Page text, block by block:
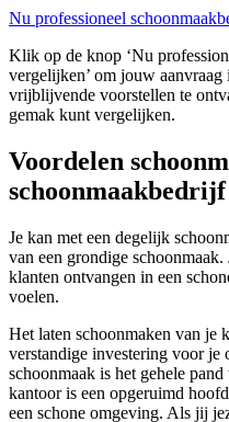
Nu professioneel
Klik op de knop ‘Nu
vergelijken’ om jouw
vrijblijvende voorstellen te
gemak kunt vergelijken.
Voordelen
Je kan met een degelijk
van een grondige
klanten ontvangen in een
voelen.
Het laten schoonmaken van je
verstandige investering voor je
schoonmaak is het gehele
kantoor is een opgeruimd
een schone omgeving. Als jij